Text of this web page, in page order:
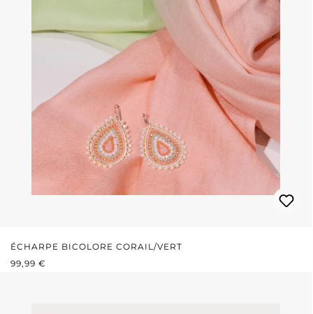
ÉCHARPE BICOLORE CORAIL/VERT
PRIX RÉGULIER :
99,99 €